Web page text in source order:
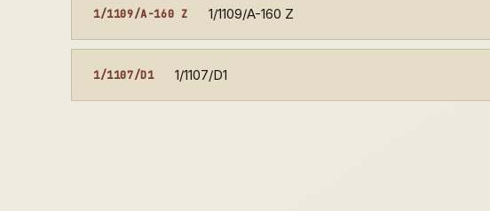
1/1109/A-160 Z 1/1109/A-160 Z
1/1107/D1 1/1107/D1